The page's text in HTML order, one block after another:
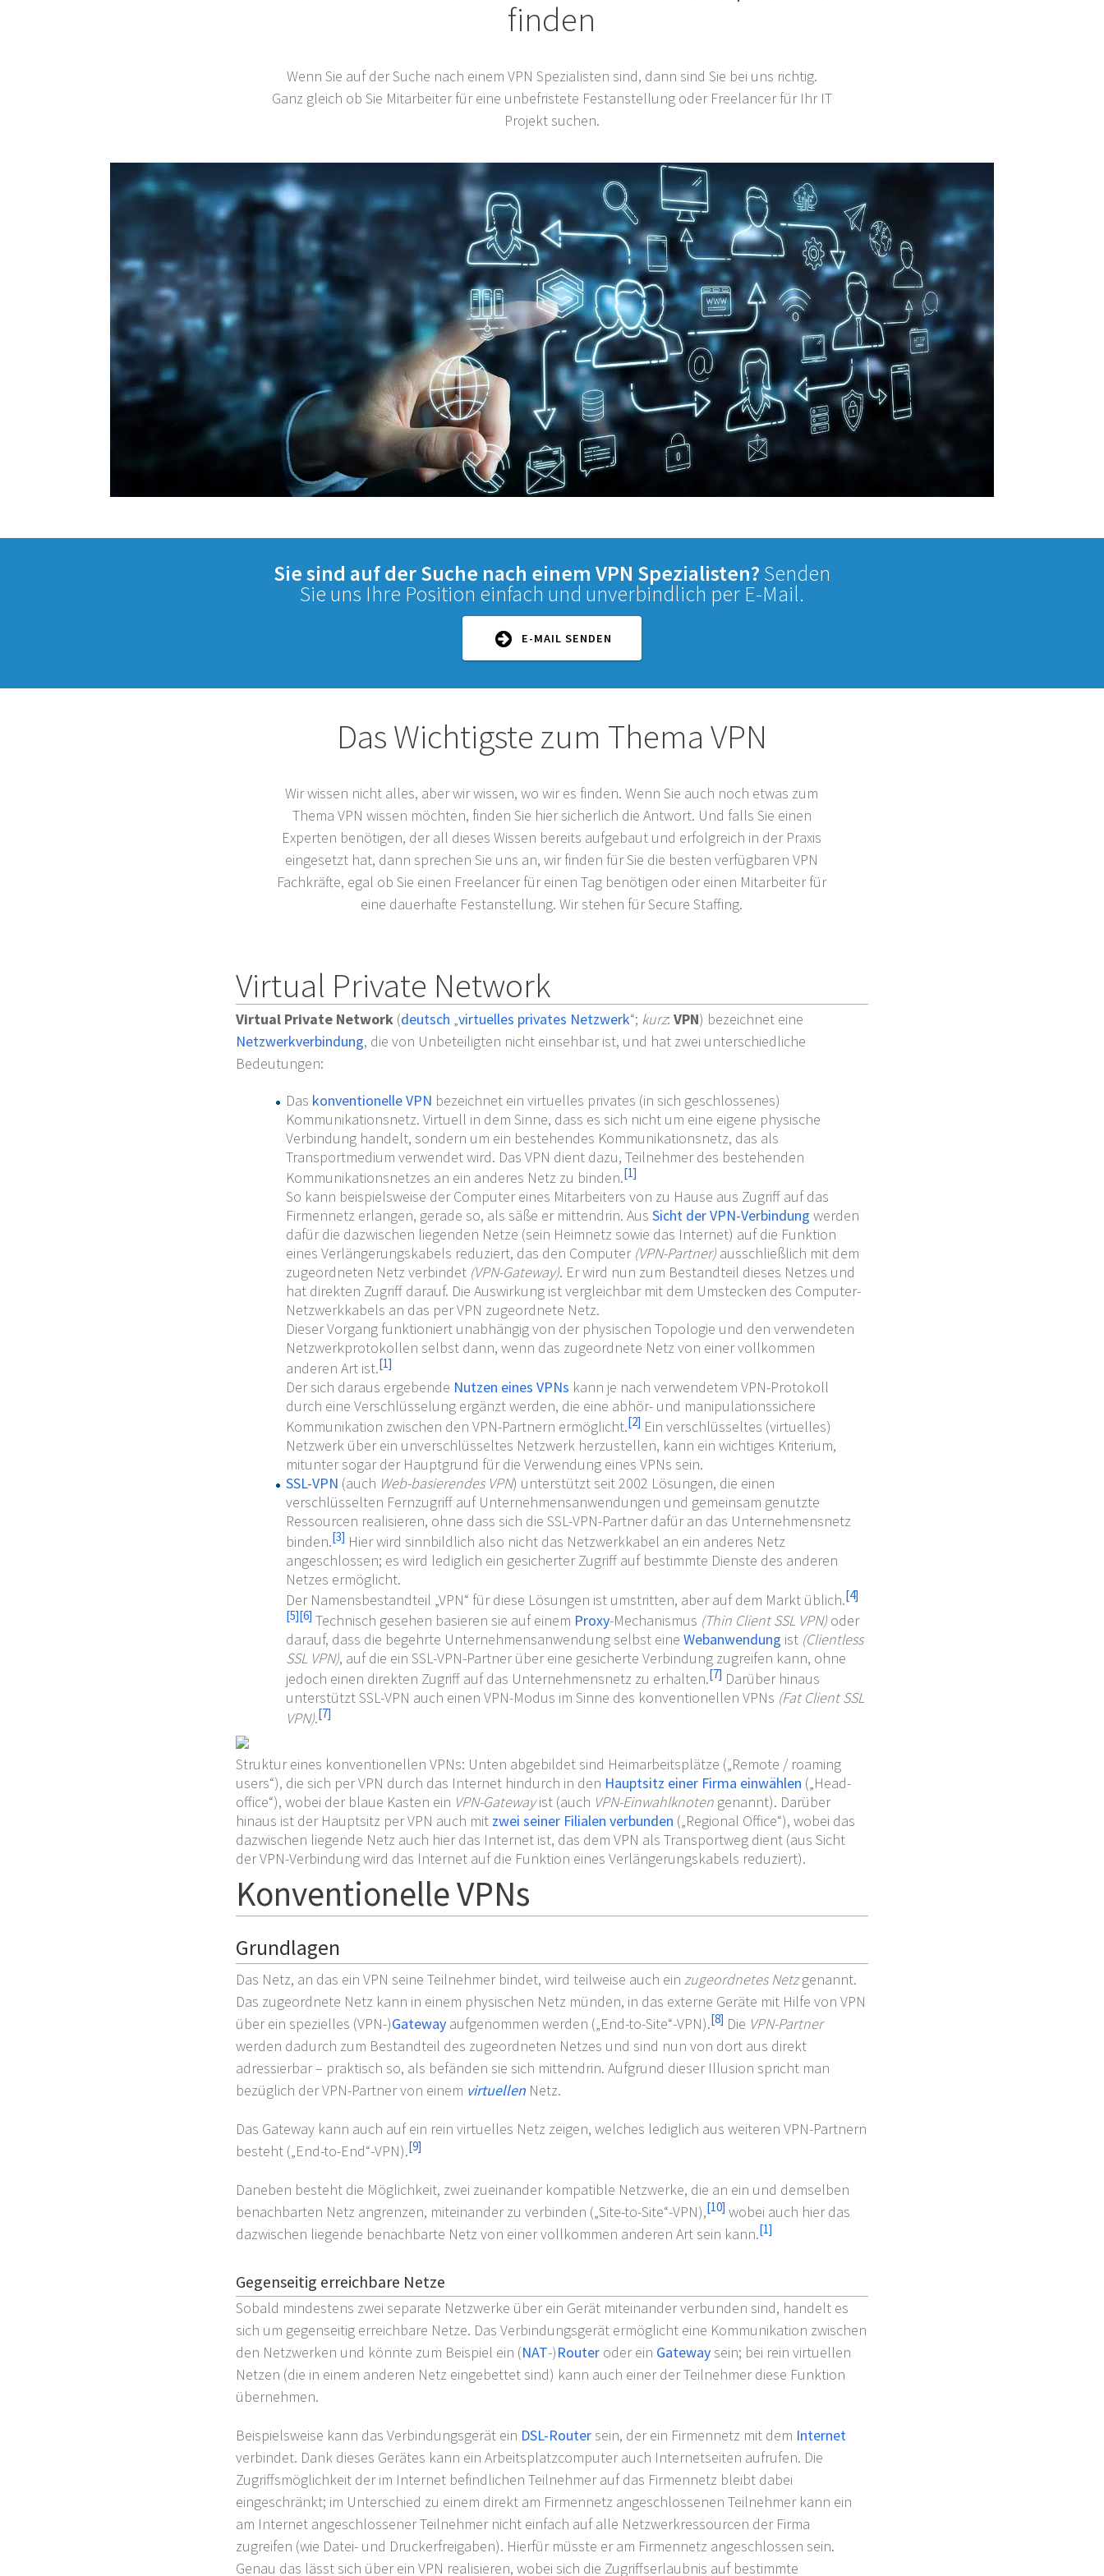
finden
Wenn Sie auf der Suche nach einem VPN Spezialisten sind, dann sind Sie bei uns richtig.
Ganz gleich ob Sie Mitarbeiter für eine unbefristete Festanstellung oder Freelancer für Ihr IT
Projekt suchen.
Sie sind auf der Suche nach einem VPN Spezialisten? Senden
Sie uns Ihre Position einfach und unverbindlich per E-Mail.
E-MAIL SENDEN
Das Wichtigste zum Thema VPN
Wir wissen nicht alles, aber wir wissen, wo wir es finden. Wenn Sie auch noch etwas zum
Thema VPN wissen möchten, finden Sie hier sicherlich die Antwort. Und falls Sie einen
Experten benötigen, der all dieses Wissen bereits aufgebaut und erfolgreich in der Praxis
eingesetzt hat, dann sprechen Sie uns an, wir finden für Sie die besten verfügbaren VPN
Fachkräfte, egal ob Sie einen Freelancer für einen Tag benötigen oder einen Mitarbeiter für
eine dauerhafte Festanstellung. Wir stehen für Secure Staffing.
Virtual Private Network
Virtual Private Network(deutsch „virtuelles privates Netzwerk“; kurz: VPN) bezeichnet eine
Netzwerkverbindung, die von Unbeteiligten nicht einsehbar ist, und hat zwei unterschiedliche
Bedeutungen:
Das konventionelle VPN bezeichnet ein virtuelles privates (in sich geschlossenes)
Kommunikationsnetz. Virtuell in dem Sinne, dass es sich nicht um eine eigene physische
Verbindung handelt, sondern um ein bestehendes Kommunikationsnetz, das als
Transportmedium verwendet wird. Das VPN dient dazu, Teilnehmer des bestehenden
Kommunikationsnetzes an ein anderes Netz zu binden.[1]
So kann beispielsweise der Computer eines Mitarbeiters von zu Hause aus Zugriff auf das
Firmennetz erlangen, gerade so, als säße er mittendrin. AusSicht der VPN-Verbindung werden
dafür die dazwischen liegenden Netze (sein Heimnetz sowie das Internet) auf die Funktion
eines Verlängerungskabels reduziert, das den Computer (VPN-Partner) ausschließlich mit dem
zugeordneten Netz verbindet (VPN-Gateway). Er wird nun zum Bestandteil dieses Netzes und
hat direkten Zugriff darauf. Die Auswirkung ist vergleichbar mit dem Umstecken des Computer-
Netzwerkkabels an das per VPN zugeordnete Netz.
Dieser Vorgang funktioniert unabhängig von der physischen Topologie und den verwendeten
Netzwerkprotokollen selbst dann, wenn das zugeordnete Netz von einer vollkommen
anderen Art ist.[1]
Der sich daraus ergebende Nutzen eines VPNs kann je nach verwendetem VPN-Protokoll
durch eine Verschlüsselung ergänzt werden, die eine abhör- und manipulationssichere
Kommunikation zwischen den VPN-Partnern ermöglicht.[2] Ein verschlüsseltes (virtuelles)
Netzwerk über ein unverschlüsseltes Netzwerk herzustellen, kann ein wichtiges Kriterium,
mitunter sogar der Hauptgrund für die Verwendung eines VPNs sein.
SSL-VPN (auch Web-basierendes VPN) unterstützt seit 2002 Lösungen, die einen
verschlüsselten Fernzugriff auf Unternehmensanwendungen und gemeinsam genutzte
Ressourcen realisieren, ohne dass sich die SSL-VPN-Partner dafür an das Unternehmensnetz
binden.[3] Hier wird sinnbildlich also nicht das Netzwerkkabel an ein anderes Netz
angeschlossen; es wird lediglich ein gesicherter Zugriff auf bestimmte Dienste des anderen
Netzes ermöglicht.
Der Namensbestandteil „VPN“ für diese Lösungen ist umstritten, aber auf dem Markt üblich.[4]
[5][6] Technisch gesehen basieren sie auf einem Proxy-Mechanismus (Thin Client SSL VPN) oder
darauf, dass die begehrte Unternehmensanwendung selbst eineWebanwendung ist (Clientless
SSL VPN), auf die ein SSL-VPN-Partner über eine gesicherte Verbindung zugreifen kann, ohne
jedoch einen direkten Zugriff auf das Unternehmensnetz zu erhalten.[7] Darüber hinaus
unterstützt SSL-VPN auch einen VPN-Modus im Sinne des konventionellen VPNs (Fat Client SSL
VPN).[7]
Struktur eines konventionellen VPNs: Unten abgebildet sind Heimarbeitsplätze („Remote / roaming
users“), die sich per VPN durch das Internet hindurch in den Hauptsitz einer Firma einwählen („Head-
office“), wobei der blaue Kasten ein VPN-Gatewayist (auch VPN-Einwahlknotengenannt). Darüber
hinaus ist der Hauptsitz per VPN auch mit zwei seiner Filialen verbunden („Regional Office“), wobei das
dazwischen liegende Netz auch hier das Internet ist, das dem VPN als Transportweg dient (aus Sicht
der VPN-Verbindung wird das Internet auf die Funktion eines Verlängerungskabels reduziert).
Konventionelle VPNs
Grundlagen
Das Netz, an das ein VPN seine Teilnehmer bindet, wird teilweise auch ein zugeordnetes Netzgenannt.
Das zugeordnete Netz kann in einem physischen Netz münden, in das externe Geräte mit Hilfe von VPN
über ein spezielles (VPN-)Gatewayaufgenommen werden („End-to-Site“-VPN).[8] Die VPN-Partner
werden dadurch zum Bestandteil des zugeordneten Netzes und sind nun von dort aus direkt
adressierbar – praktisch so, als befänden sie sich mittendrin. Aufgrund dieser Illusion spricht man
bezüglich der VPN-Partner von einem virtuellenNetz.
Das Gateway kann auch auf ein rein virtuelles Netz zeigen, welches lediglich aus weiteren VPN-Partnern
besteht („End-to-End“-VPN).[9]
Daneben besteht die Möglichkeit, zwei zueinander kompatible Netzwerke, die an ein und demselben
benachbarten Netz angrenzen, miteinander zu verbinden („Site-to-Site“-VPN),[10] wobei auch hier das
dazwischen liegende benachbarte Netz von einer vollkommen anderen Art sein kann.[1]
Gegenseitig erreichbare Netze
Sobald mindestens zwei separate Netzwerke über ein Gerät miteinander verbunden sind, handelt es
sich um gegenseitig erreichbare Netze. Das Verbindungsgerät ermöglicht eine Kommunikation zwischen
den Netzwerken und könnte zum Beispiel ein (NAT-)Routeroder ein Gatewaysein; bei rein virtuellen
Netzen (die in einem anderen Netz eingebettet sind) kann auch einer der Teilnehmer diese Funktion
übernehmen.
Beispielsweise kann das Verbindungsgerät ein DSL-Routersein, der ein Firmennetz mit dem Internet
verbindet. Dank dieses Gerätes kann ein Arbeitsplatzcomputer auch Internetseiten aufrufen. Die
Zugriffsmöglichkeit der im Internet befindlichen Teilnehmer auf das Firmennetz bleibt dabei
eingeschränkt; im Unterschied zu einem direkt am Firmennetz angeschlossenen Teilnehmer kann ein
am Internet angeschlossener Teilnehmer nicht einfach auf alle Netzwerkressourcen der Firma
zugreifen (wie Datei- und Druckerfreigaben). Hierfür müsste er am Firmennetz angeschlossen sein.
Genau das lässt sich über ein VPN realisieren, wobei sich die Zugriffserlaubnis auf bestimmte